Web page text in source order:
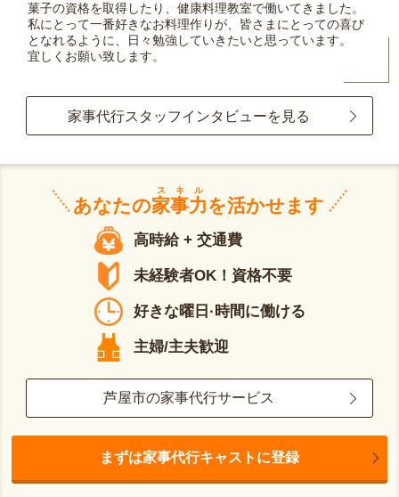
菓子の資格を取得したり、健康料理教室で働いてきました。
私にとって一番好きなお料理作りが、皆さまにとっての喜び
となれるように、日々勉強していきたいと思っています。
宜しくお願い致します。
家事代行スタッフインタビューを見る
あなたの家事力
スキル
を活かせます
高時給 + 交通費
未経験者OK！資格不要
好きな曜日·時間に働ける
主婦/主夫歓迎
芦屋市の家事代行サービス
まずは家事代行キャストに登録